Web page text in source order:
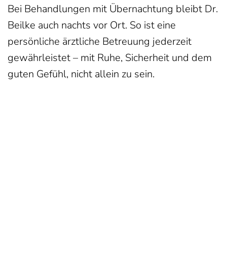
Bei Behandlungen mit Übernachtung bleibt Dr.
Beilke auch nachts vor Ort. So ist eine
persönliche ärztliche Betreuung jederzeit
gewährleistet – mit Ruhe, Sicherheit und dem
guten Gefühl, nicht allein zu sein.